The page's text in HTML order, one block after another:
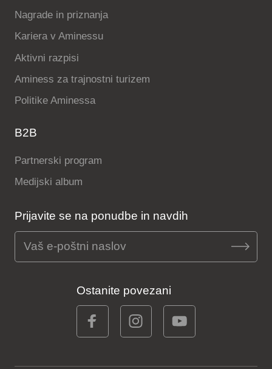
Nagrade in priznanja
Kariera v Aminessu
Aktivni razpisi
Aminess za trajnostni turizem
Politike Aminessa
B2B
Partnerski program
Medijski album
Prijavite se na ponudbe in navdih
Ostanite povezani